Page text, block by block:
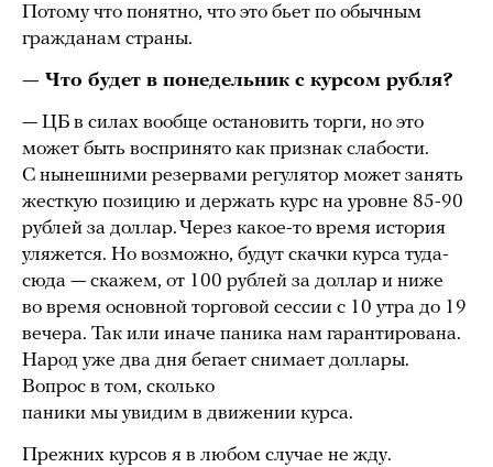
Потому что понятно, что это бьет по обычным
гражданам страны.
— Что будет в понедельник с курсом рубля?
— ЦБ в силах вообще остановить торги, но это
может быть воспринято как признак слабости.
С нынешними резервами регулятор может занять
жесткую позицию и держать курс на уровне 85-90
рублей за доллар. Через какое-то время история
уляжется. Но возможно, будут скачки курса туда-
сюда — скажем, от 100 рублей за доллар и ниже
во время основной торговой сессии с 10 утра до 19
вечера. Так или иначе паника нам гарантирована.
Народ уже два дня бегает снимает доллары.
Вопрос в том, сколько
паники мы увидим в движении курса.
Прежних курсов я в любом случае не жду.